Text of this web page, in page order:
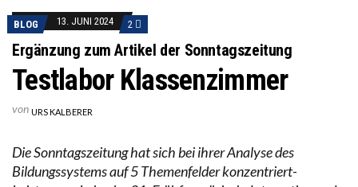
BLOG 13. JUNI 2024 2
Ergänzung zum Artikel der Sonntagszeitung
Testlabor Klassenzimmer
von URS KALBERER
Die Sonntagszeitung hat sich bei ihrer Analyse des
Bildungssystems auf 5 Themenfelder konzentriert-